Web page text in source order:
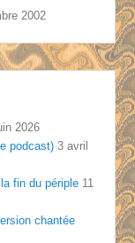
2002
2026
podcast) 3 avril
fin du périple 11
chantée